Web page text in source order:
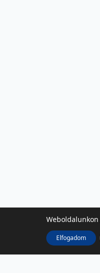
Weboldalunkon
Elfogadom